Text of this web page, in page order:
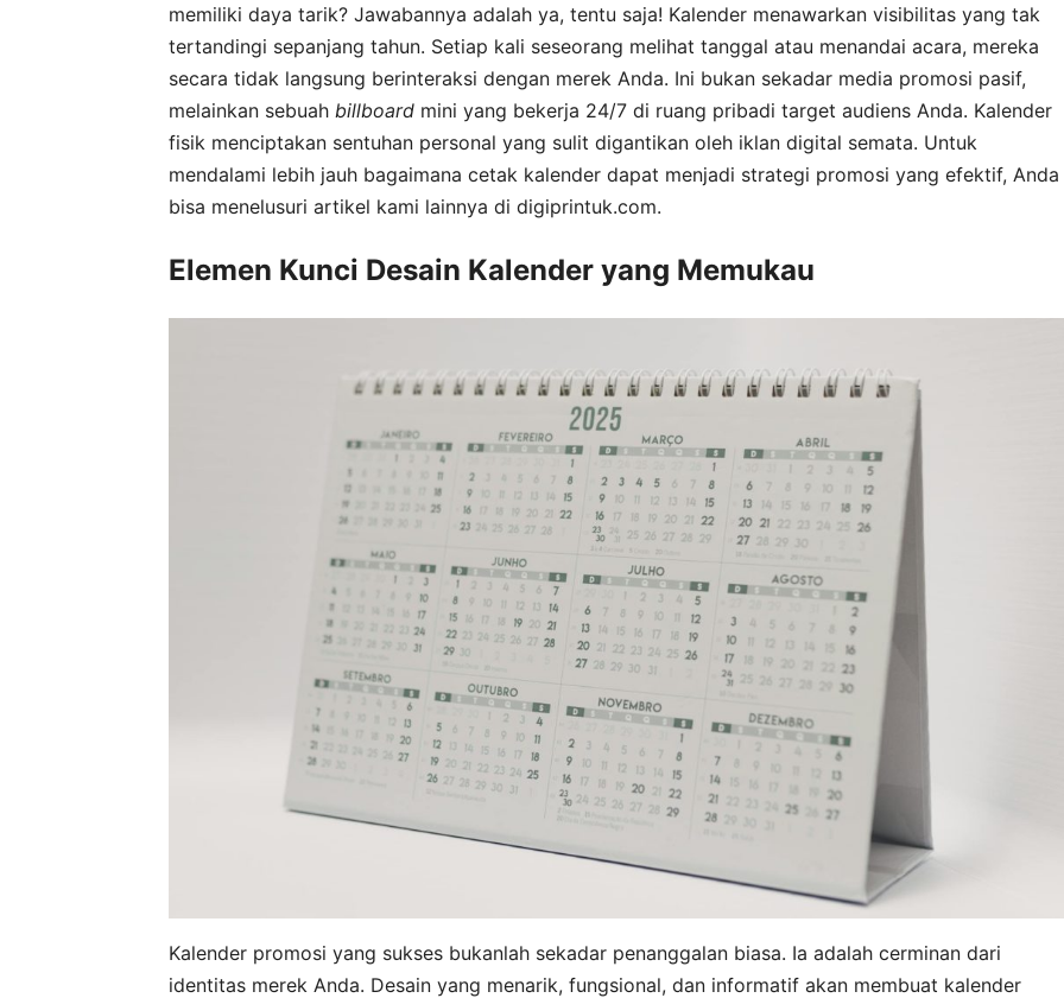
memiliki daya tarik? Jawabannya adalah ya, tentu saja! Kalender menawarkan visibilitas yang tak
tertandingi sepanjang tahun. Setiap kali seseorang melihat tanggal atau menandai acara, mereka
secara tidak langsung berinteraksi dengan merek Anda. Ini bukan sekadar media promosi pasif,
melainkan sebuah billboard mini yang bekerja 24/7 di ruang pribadi target audiens Anda. Kalender
fisik menciptakan sentuhan personal yang sulit digantikan oleh iklan digital semata. Untuk
mendalami lebih jauh bagaimana cetak kalender dapat menjadi strategi promosi yang efektif, Anda
bisa menelusuri artikel kami lainnya di digiprintuk.com.
Elemen Kunci Desain Kalender yang Memukau
Kalender promosi yang sukses bukanlah sekadar penanggalan biasa. Ia adalah cerminan dari
identitas merek Anda. Desain yang menarik, fungsional, dan informatif akan membuat kalender